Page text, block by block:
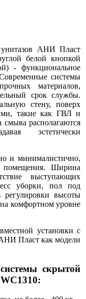
унитазов АНИ Пласт
белой кнопкой
- функциональное
системы
материалов,
срок службы.
стену, поверх
такие как ГВЛ и
смыва располагаются
эстетически
и минималистично,
помещения. Ширина
выступающих
уборки, пол под
регулировки высоты
комфортном уровне
установки с
Пласт как модели
скрытой